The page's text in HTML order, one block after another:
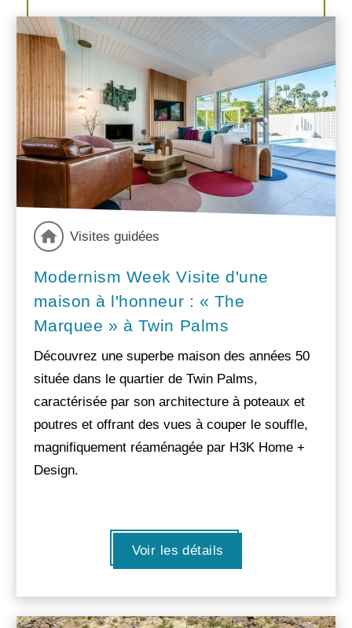
Visites guidées
Modernism Week Visite d'une
maison à l'honneur : « The
Marquee » à Twin Palms
Découvrez une superbe maison des années 50
située dans le quartier de Twin Palms,
caractérisée par son architecture à poteaux et
poutres et offrant des vues à couper le souffle,
magnifiquement réaménagée par H3K Home +
Design.
Voir les détails